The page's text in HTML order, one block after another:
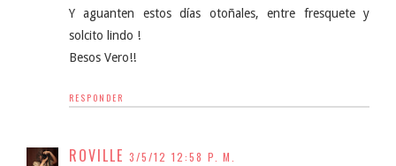
Y aguanten estos días otoñales, entre fresquete y
solcito lindo !
Besos Vero!!
RESPONDER
ROVILLE 3/5/12 12:58 P. M.